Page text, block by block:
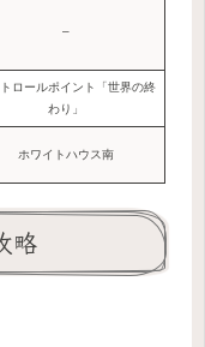
–
ロールポイント「世界の終
わり」
ホワイトハウス南
略